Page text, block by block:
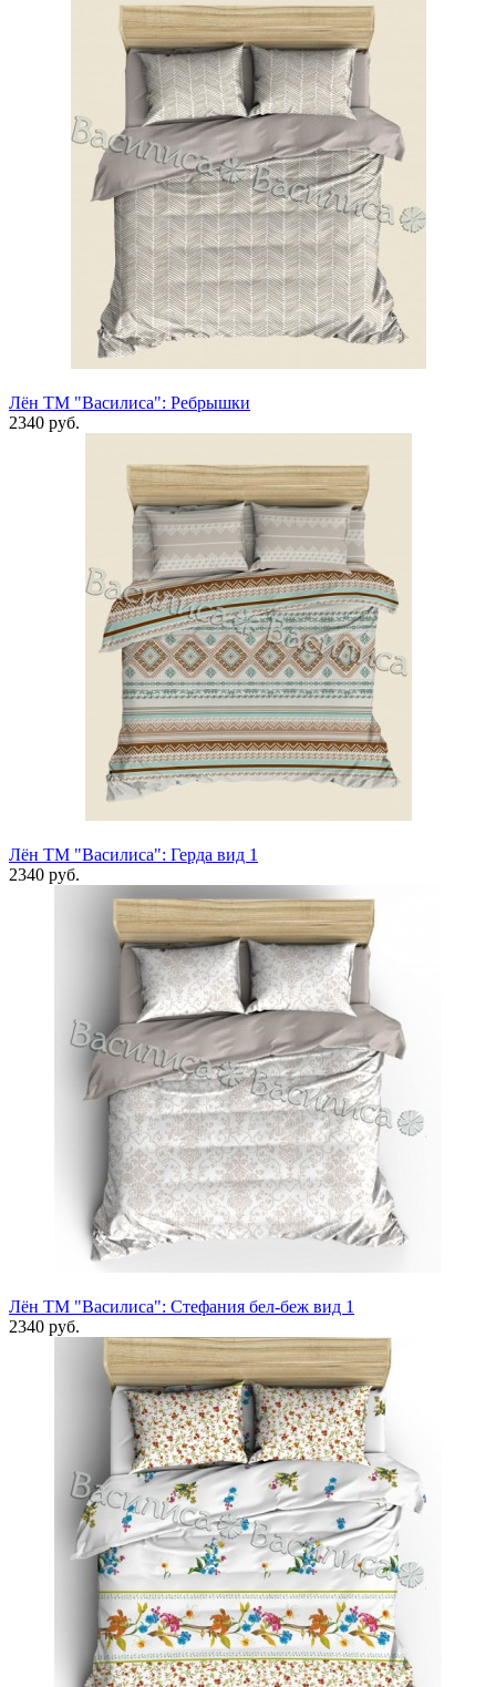
Лён ТМ "Василиса": Ребрышки
2340 руб.
Лён ТМ "Василиса": Герда вид 1
2340 руб.
Лён ТМ "Василиса": Стефания бел-беж вид 1
2340 руб.